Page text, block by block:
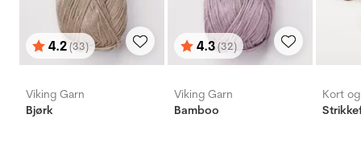
Betyg:
4.2(33)
utav 5 stjärnor
Viking Garn
Bjørk
Betyg:
4.3(32)
utav 5 stjärnor
Viking Garn
Bamboo
Kort